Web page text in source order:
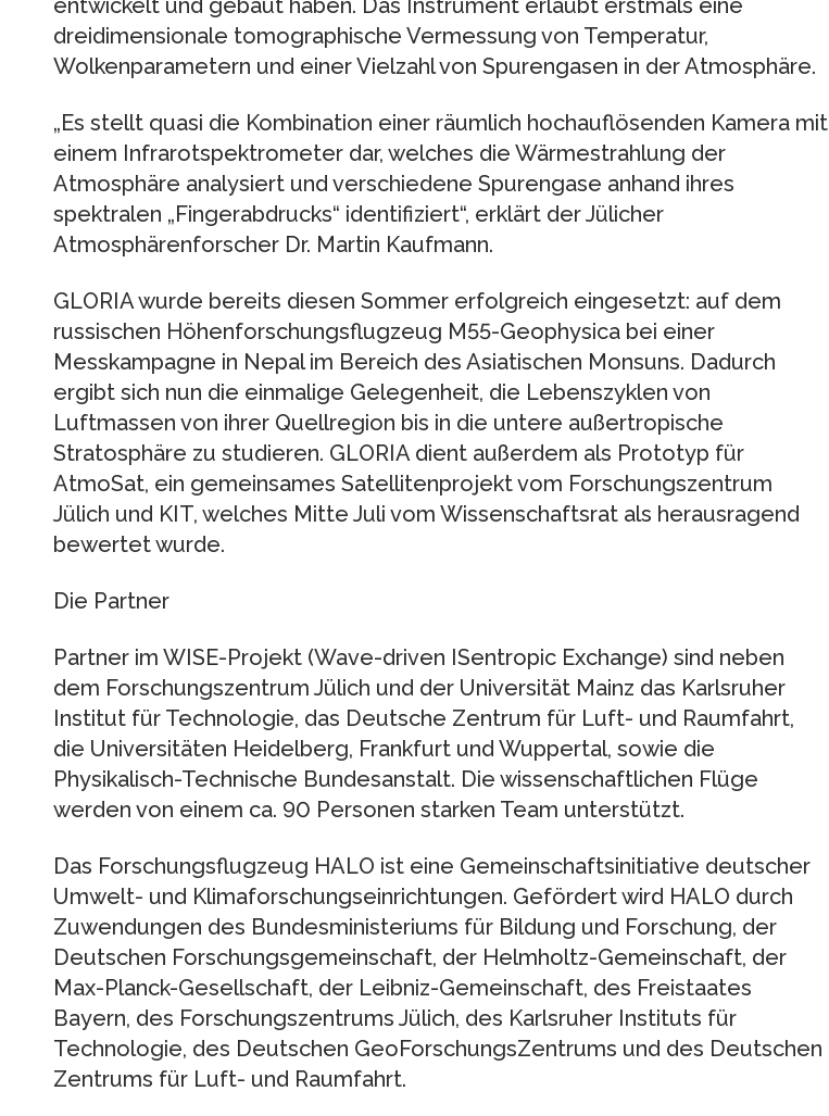
dreidimensionale tomographische Vermessung von Temperatur,
Wolkenparametern und einer Vielzahl von Spurengasen in der Atmosphäre.
„Es stellt quasi die Kombination einer räumlich hochauflösenden Kamera mit
einem Infrarotspektrometer dar, welches die Wärmestrahlung der
Atmosphäre analysiert und verschiedene Spurengase anhand ihres
spektralen „Fingerabdrucks“ identifiziert“, erklärt der Jülicher
Atmosphärenforscher Dr. Martin Kaufmann.
GLORIA wurde bereits diesen Sommer erfolgreich eingesetzt: auf dem
russischen Höhenforschungsflugzeug M55-Geophysica bei einer
Messkampagne in Nepal im Bereich des Asiatischen Monsuns. Dadurch
ergibt sich nun die einmalige Gelegenheit, die Lebenszyklen von
Luftmassen von ihrer Quellregion bis in die untere außertropische
Stratosphäre zu studieren. GLORIA dient außerdem als Prototyp für
AtmoSat, ein gemeinsames Satellitenprojekt vom Forschungszentrum
Jülich und KIT, welches Mitte Juli vom Wissenschaftsrat als herausragend
bewertet wurde.
Die Partner
Partner im WISE-Projekt (Wave-driven ISentropic Exchange) sind neben
dem Forschungszentrum Jülich und der Universität Mainz das Karlsruher
Institut für Technologie, das Deutsche Zentrum für Luft- und Raumfahrt,
die Universitäten Heidelberg, Frankfurt und Wuppertal, sowie die
Physikalisch-Technische Bundesanstalt. Die wissenschaftlichen Flüge
werden von einem ca. 90 Personen starken Team unterstützt.
Das Forschungsflugzeug HALO ist eine Gemeinschaftsinitiative deutscher
Umwelt- und Klimaforschungseinrichtungen. Gefördert wird HALO durch
Zuwendungen des Bundesministeriums für Bildung und Forschung, der
Deutschen Forschungsgemeinschaft, der Helmholtz-Gemeinschaft, der
Max-Planck-Gesellschaft, der Leibniz-Gemeinschaft, des Freistaates
Bayern, des Forschungszentrums Jülich, des Karlsruher Instituts für
Technologie, des Deutschen GeoForschungsZentrums und des Deutschen
Zentrums für Luft- und Raumfahrt.